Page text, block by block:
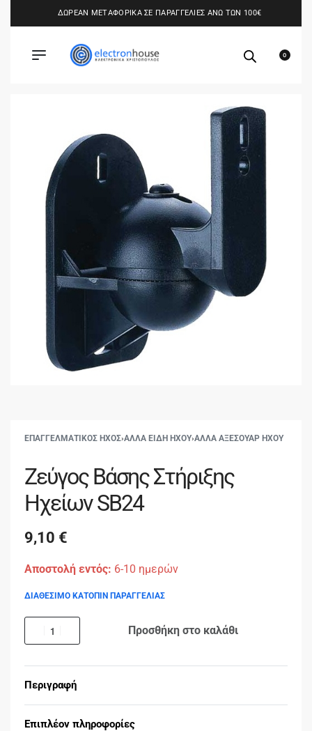
ΔΩΡΕΑΝ ΜΕΤΑΦΟΡΙΚΑ ΣΕ ΠΑΡΑΓΓΕΛΙΕΣ ΑΝΩ ΤΩΝ 100€
0
ΕΠΑΓΓΕΛΜΑΤΙΚΟΣ ΗΧΟΣ›ΑΛΛΑ ΕΙΔΗ ΗΧΟΥ›ΑΛΛΑ ΑΞΕΣΟΥΑΡ ΗΧΟΥ
Ζεύγος Βάσης Στήριξης
Ηχείων SB24
9,10 €
Αποστολή εντός: 6-10 ημερών
ΔΙΑΘΕΣΙΜΟ ΚΑΤΟΠΙΝ ΠΑΡΑΓΓΕΛΙΑΣ
Προσθήκη στο καλάθι
Περιγραφή
Επιπλέον πληροφορίες